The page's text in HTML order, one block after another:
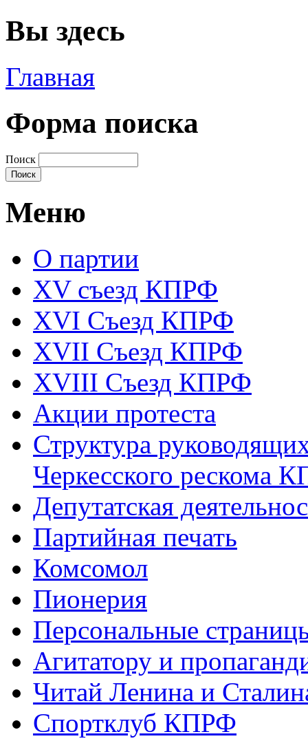
Вы здесь
Главная
Форма поиска
Поиск
Меню
О партии
XV съезд КПРФ
XVI Съезд КПРФ
XVII Cъезд КПРФ
XVIII Cъезд КПРФ
Акции протеста
Структура
Черкесского рескома
Депутатская
Партийная печать
Комсомол
Пионерия
Персональные
Агитатору и
Читай Ленина и
Спортклуб КПРФ